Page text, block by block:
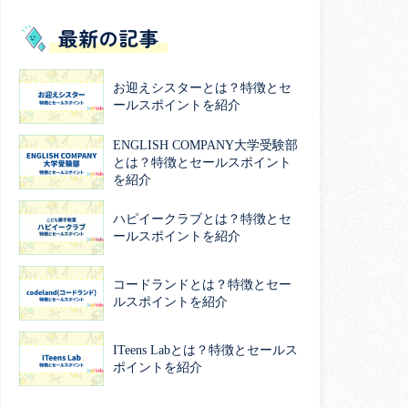
最新の記事
お迎えシスターとは？特徴とセ
ールスポイントを紹介
ENGLISH COMPANY大学受験部
とは？特徴とセールスポイント
を紹介
ハピイークラブとは？特徴とセ
ールスポイントを紹介
コードランドとは？特徴とセー
ルスポイントを紹介
ITeens Labとは？特徴とセールス
ポイントを紹介